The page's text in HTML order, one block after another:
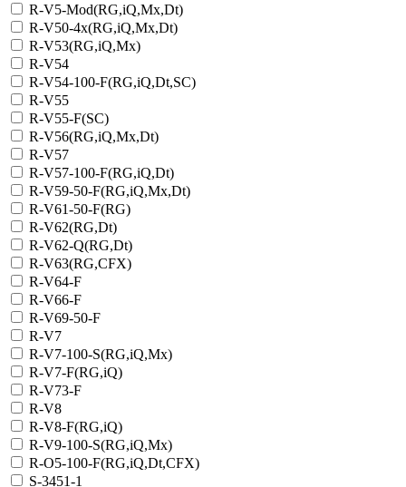
R-V5-Mod(RG,iQ,Mx,Dt)
R-V50-4x(RG,iQ,Mx,Dt)
R-V53(RG,iQ,Mx)
R-V54
R-V54-100-F(RG,iQ,Dt,SC)
R-V55
R-V55-F(SC)
R-V56(RG,iQ,Mx,Dt)
R-V57
R-V57-100-F(RG,iQ,Dt)
R-V59-50-F(RG,iQ,Mx,Dt)
R-V61-50-F(RG)
R-V62(RG,Dt)
R-V62-Q(RG,Dt)
R-V63(RG,CFX)
R-V64-F
R-V66-F
R-V69-50-F
R-V7
R-V7-100-S(RG,iQ,Mx)
R-V7-F(RG,iQ)
R-V73-F
R-V8
R-V8-F(RG,iQ)
R-V9-100-S(RG,iQ,Mx)
R-О5-100-F(RG,iQ,Dt,CFX)
S-3451-1